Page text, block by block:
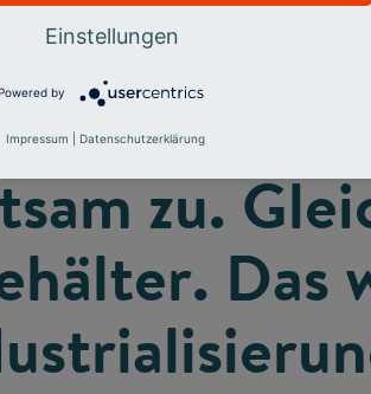
zu.
Das
Einstellungen
by
Impressum Datenschutzerklärung